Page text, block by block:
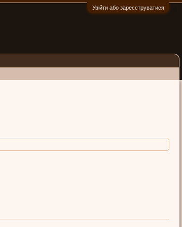
Увійти або зареєструватися